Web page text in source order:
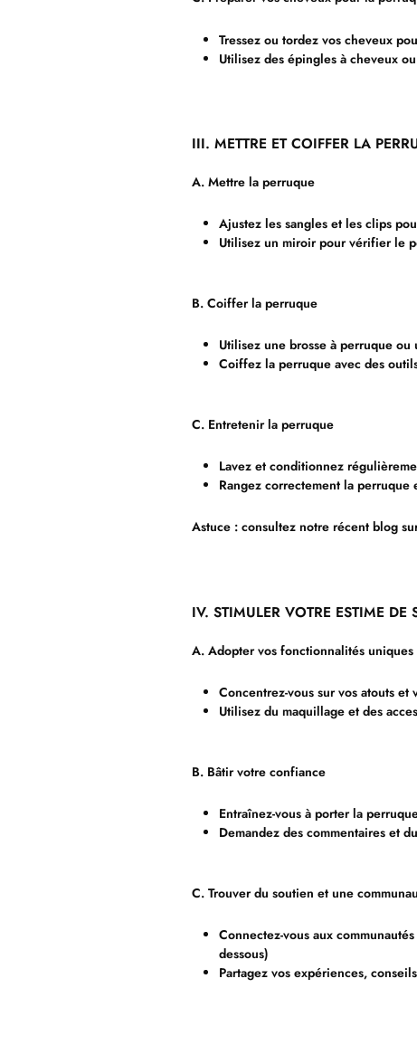
Tressez ou tordez vos cheveux
Utilisez des épingles à cheveux
III. METTRE ET COIFFER LA
A. Mettre la perruque
Ajustez les sangles et les clips
Utilisez un miroir pour vérifier le
B. Coiffer la perruque
Utilisez une brosse à perruque
Coiffez la perruque avec des
C. Entretenir la perruque
Lavez et conditionnez
Rangez correctement la
Astuce : consultez notre récent blog
IV. STIMULER VOTRE ESTIME DE
A. Adopter vos fonctionnalités uniques
Concentrez-vous sur vos atouts
Utilisez du maquillage et des
B. Bâtir votre confiance
Entraînez-vous à porter la
Demandez des commentaires et
C. Trouver du soutien et une
Connectez-vous aux
dessous)
Partagez vos expériences,